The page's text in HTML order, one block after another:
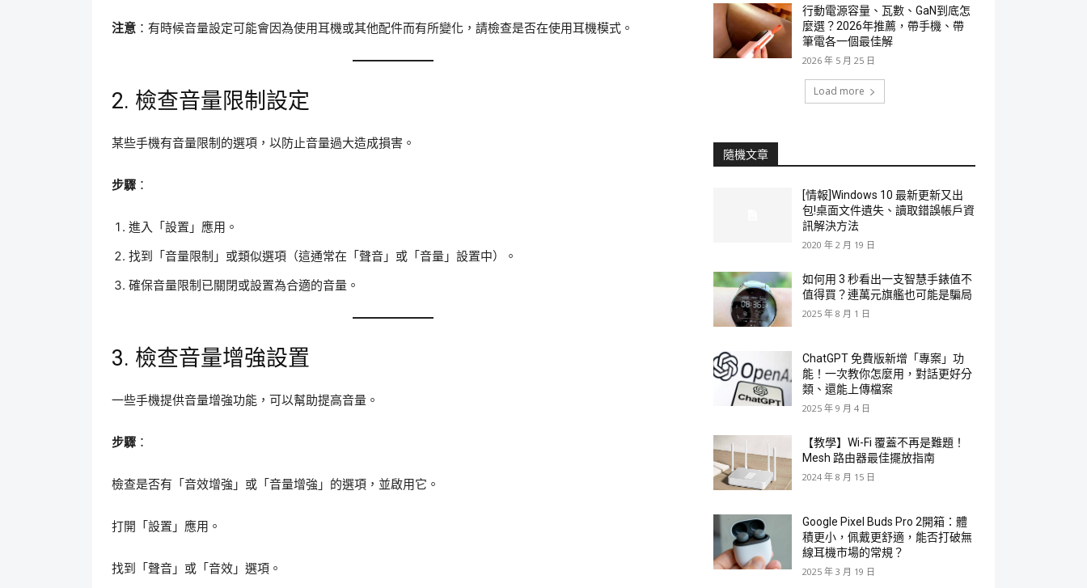
注意 ：有時候音量設定可能會因為使用耳機或其他配件而有所變化，請檢查是否在使用耳機模式。
2. 檢查音量限制設定
某些手機有音量限制的選項，以防止音量過大造成損害。
步驟 ：
進入「設置」應用。
找到「音量限制」或類似選項（這通常在「聲音」或「音量」設置中）。
確保音量限制已關閉或設置為合適的音量。
3. 檢查音量增強設置
一些手機提供音量增強功能，可以幫助提高音量。
步驟 ：
檢查是否有「音效增強」或「音量增強」的選項，並啟用它。
打開「設置」應用。
找到「聲音」或「音效」選項。
行動電源容量、瓦數、GaN到底怎
麼選？2026年推薦，帶手機、帶
筆電各一個最佳解
2026 年 5 月 25 日
Load more
隨機文章
[情報]Windows 10 最新更新又出
包!桌面文件遺失、讀取錯誤帳戶資
訊解決方法
2020 年 2 月 19 日
如何用 3 秒看出一支智慧手錶值不
值得買？連萬元旗艦也可能是騙局
2025 年 8 月 1 日
ChatGPT 免費版新增「專案」功
能！一次教你怎麼用，對話更好分
類、還能上傳檔案
2025 年 9 月 4 日
【教學】Wi-Fi 覆蓋不再是難題！
Mesh 路由器最佳擺放指南
2024 年 8 月 15 日
Google Pixel Buds Pro 2開箱：體
積更小，佩戴更舒適，能否打破無
線耳機市場的常規？
2025 年 3 月 19 日